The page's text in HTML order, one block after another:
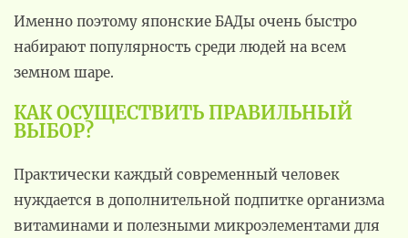
Именно поэтому японские БАДы очень быстро
набирают популярность среди людей на всем
земном шаре.
КАК ОСУЩЕСТВИТЬ ПРАВИЛЬНЫЙ
ВЫБОР?
Практически каждый современный человек
нуждается в дополнительной подпитке организма
витаминами и полезными микроэлементами для